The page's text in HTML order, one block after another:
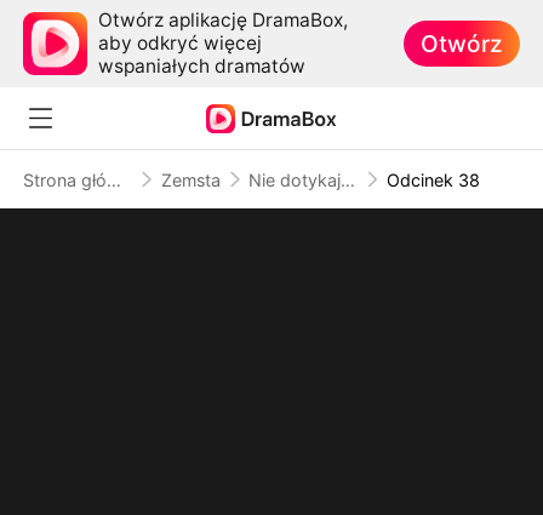
Otwórz aplikację DramaBox,
aby odkryć więcej
wspaniałych dramatów
Otwórz
Strona główna Zemsta Nie dotykaj mojej mamy Odcinek 38